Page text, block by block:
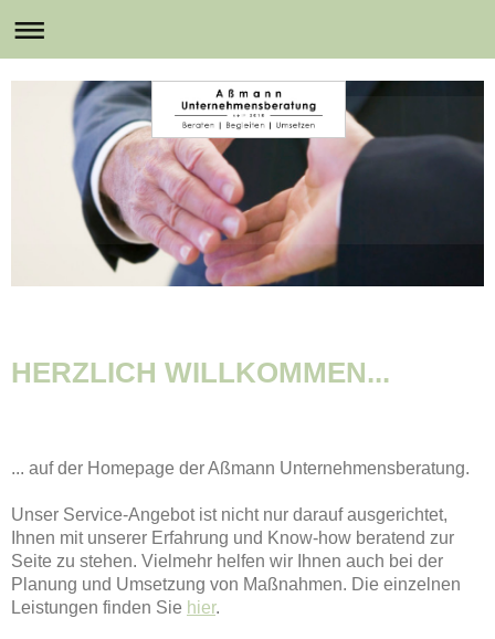
HERZLICH WILLKOMMEN...
... auf der Homepage der Aßmann Unternehmensberatung.
Unser Service-Angebot ist nicht nur darauf ausgerichtet,
Ihnen mit unserer Erfahrung und Know-how beratend zur
Seite zu stehen. Vielmehr helfen wir Ihnen auch bei der
Planung und Umsetzung von Maßnahmen. Die einzelnen
Leistungen finden Sie hier.